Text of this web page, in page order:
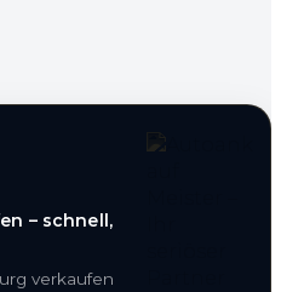
– schnell,
verkaufen